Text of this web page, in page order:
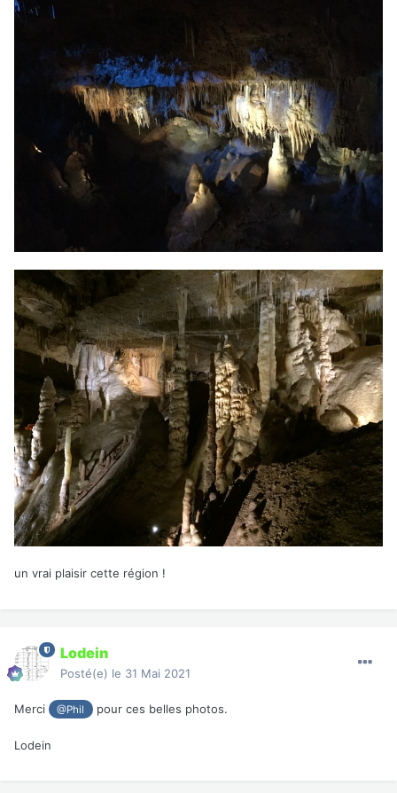
un vrai plaisir cette région !
Lodein
Posté(e) le 31 Mai 2021
Merci @Phil pour ces belles photos.
Lodein